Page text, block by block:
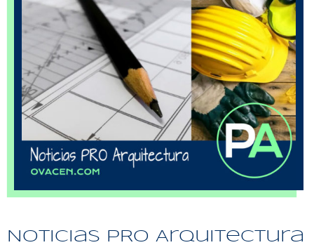
Noticias PRO Arquitectura